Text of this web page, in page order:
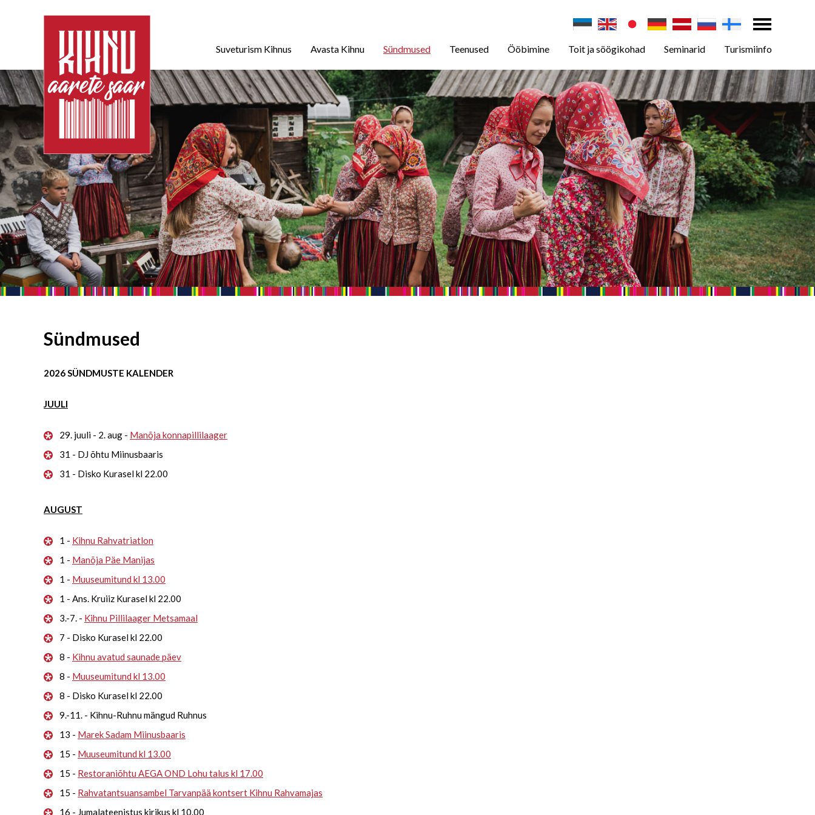
Suveturism Kihnus Avasta Kihnu Sündmused Teenused Ööbimine Toit ja söögikohad Seminarid Turismiinfo
Sündmused
2026 SÜNDMUSTE KALENDER
JUULI
29. juuli - 2. aug - Manõja konnapillilaager
31 - DJ õhtu Miinusbaaris
31 - Disko Kurasel kl 22.00
AUGUST
1 - Kihnu Rahvatriatlon
1 - Manõja Päe Manijas
1 - Muuseumitund kl 13.00
1 - Ans. Kruiiz Kurasel kl 22.00
3.-7. - Kihnu Pillilaager Metsamaal
7 - Disko Kurasel kl 22.00
8 - Kihnu avatud saunade päev
8 - Muuseumitund kl 13.00
8 - Disko Kurasel kl 22.00
9.-11. - Kihnu-Ruhnu mängud Ruhnus
13 - Marek Sadam Miinusbaaris
15 - Muuseumitund kl 13.00
15 - Restoraniõhtu AEGA OND Lohu talus kl 17.00
15 - Rahvatantsuansambel Tarvanpää kontsert Kihnu Rahvamajas
16 - Jumalateenistus kirikus kl 10.00